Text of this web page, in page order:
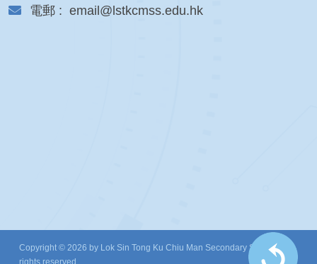
電郵 : email@lstkcmss.edu.hk
Copyright © 2026 by Lok Sin Tong Ku Chiu Man Secondary School. All
rights reserved.